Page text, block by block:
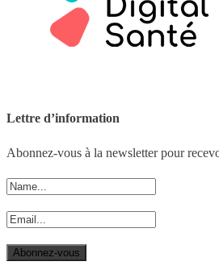
Lettre d’information
Abonnez-vous à la newsletter pour